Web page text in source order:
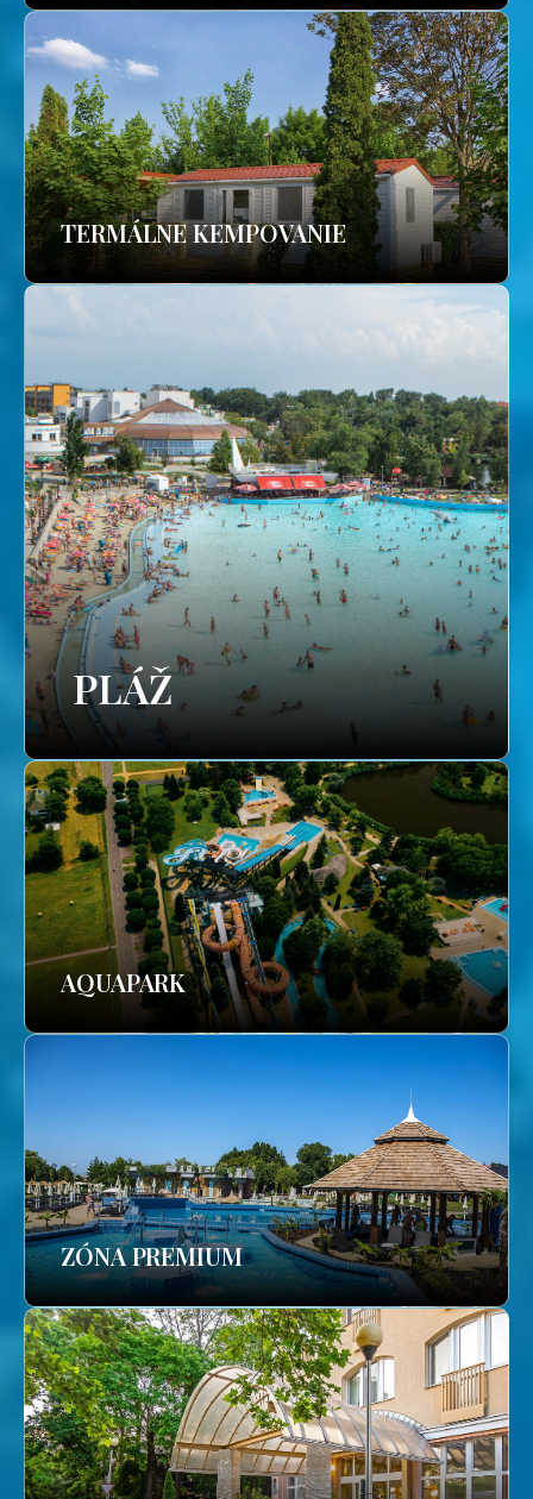
TERMÁLNE KEMPOVANIE
PLÁŽ
AQUAPARK
ZÓNA PREMIUM